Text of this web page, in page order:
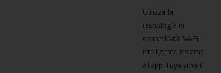
Utilizza la
tecnologia di
connettività Wi-Fi
intelligente insieme
all'app Tuya Smart,